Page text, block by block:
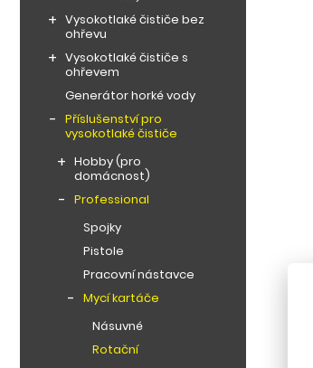
Vysokotlaké čističe bez
ohřevu
Vysokotlaké čističe s
ohřevem
Generátor horké vody
Příslušenství pro
vysokotlaké čističe
Hobby (pro
domácnost)
Professional
Spojky
Pistole
Pracovní nástavce
Mycí kartáče
Násuvné
Rotační